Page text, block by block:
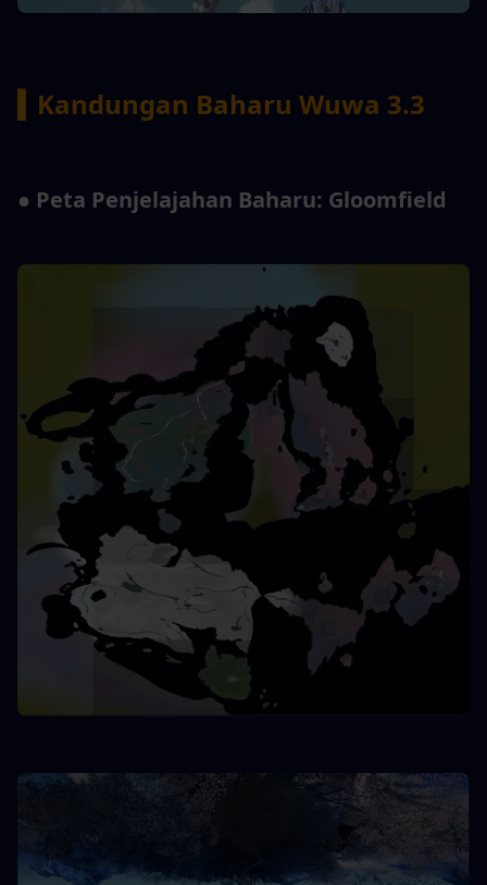
▍Kandungan Baharu Wuwa 3.3
● Peta Penjelajahan Baharu: Gloomfield